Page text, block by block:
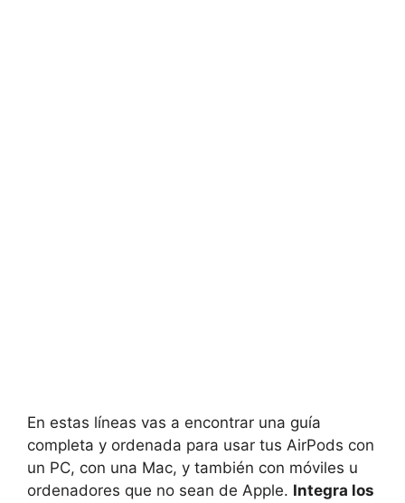
En estas líneas vas a encontrar una guía
completa y ordenada para usar tus AirPods con
un PC, con una Mac, y también con móviles u
ordenadores que no sean de Apple. Integra los